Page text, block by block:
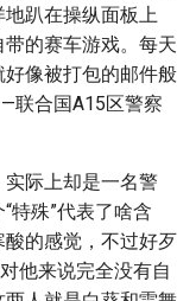
趴在操纵面板上
的赛车游戏。每天
像被打包的邮件般
联合国A15区警察
际上却是一名警
特殊”代表了啥含
的感觉，不过好歹
他来说完全没有自